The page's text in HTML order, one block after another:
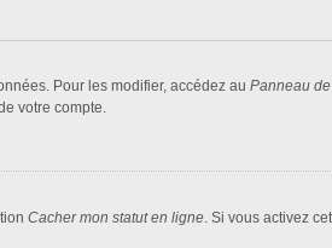
Pour les modifier, accédez au Panneau
votre compte.
Cacher mon statut en ligne. Si vous activez